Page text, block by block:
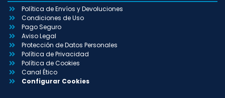
Política de Envíos y Devoluciones
Condiciones de Uso
Pago Seguro
Aviso Legal
Protección de Datos Personales
Política de Privacidad
Política de Cookies
Canal Ético
Configurar Cookies